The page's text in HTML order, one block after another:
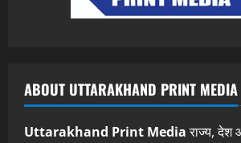
ABOUT UTTARAKHAND PRINT MEDIA
Uttarakhand Print Mediaराज्य, देश